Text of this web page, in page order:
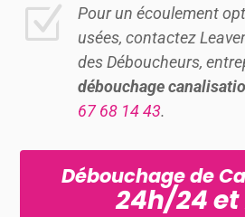
Z
Pour un écoulement
usées, contactez
des Déboucheurs,
débouchage
67 68 14 43.
Débouchage de
24h/24 et